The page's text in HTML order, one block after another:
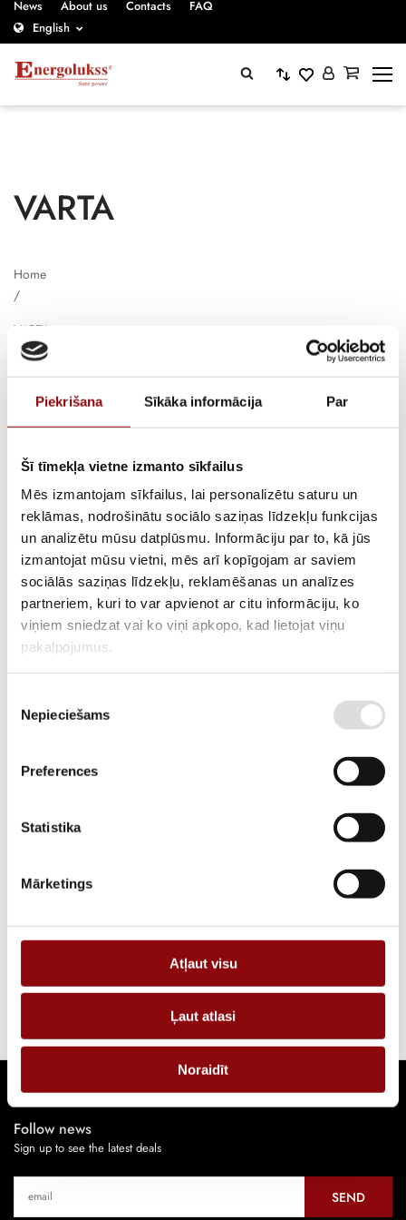
Piekrišana Sīkāka informācija Par
Šī tīmekļa vietne izmanto sīkfailus
Mēs izmantojam sīkfailus, lai personalizētu saturu un
reklāmas, nodrošinātu sociālo saziņas līdzekļu funkcijas
un analizētu mūsu datplūsmu. Informāciju par to, kā jūs
izmantojat mūsu vietni, mēs arī kopīgojam ar saviem
sociālās saziņas līdzekļu, reklamēšanas un analīzes
partneriem, kuri to var apvienot ar citu informāciju, ko
viņiem sniedzat vai ko viņi apkopo, kad lietojat viņu
pakalpojumus.
izvēle
Nepieciešams
Preferences
Statistika
Mārketings
Atļaut visu
Ļaut atlasi
Noraidīt
News About us Contacts
FAQ
English
VARTA
Home
/
VARTA
Catalogue
View more
Cooling system
View more
Crank-slider mechanism and gaskets
View more
Oil system
View more
Follow news
Sign up to see the latest deals
SEND